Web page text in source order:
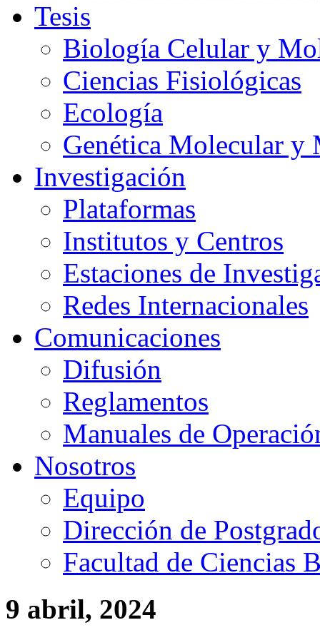
Tesis
Biología Celular y
Ciencias Fisiológicas
Ecología
Genética Molecular
Investigación
Plataformas
Institutos y Centros
Estaciones de
Redes Internacionales
Comunicaciones
Difusión
Reglamentos
Manuales de
Nosotros
Equipo
Dirección de
Facultad de Ciencias
9 abril, 2024